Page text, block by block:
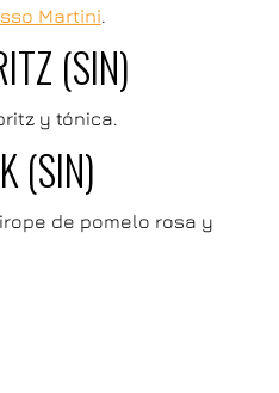
Martini.
(SIN)
y tónica.
(SIN)
de pomelo rosa y